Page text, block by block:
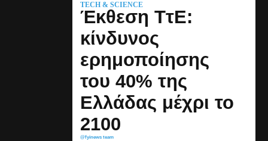
TECH & SCIENCE
Έκθεση ΤτΕ:
κίνδυνος
ερημοποίησης
του 40% της
Ελλάδας μέχρι το
2100
@fyinews team